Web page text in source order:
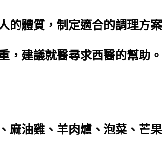
的體質，制定適合的調理方案
，建議就醫尋求西醫的幫助。
麻油雞、羊肉爐、泡菜、芒